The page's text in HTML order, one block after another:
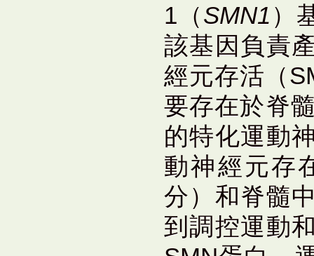
1（SMN1 ）
該基因負責
經元存活（
要存在於脊
的特化運動
動神經元存
分）和脊髓
到調控運動